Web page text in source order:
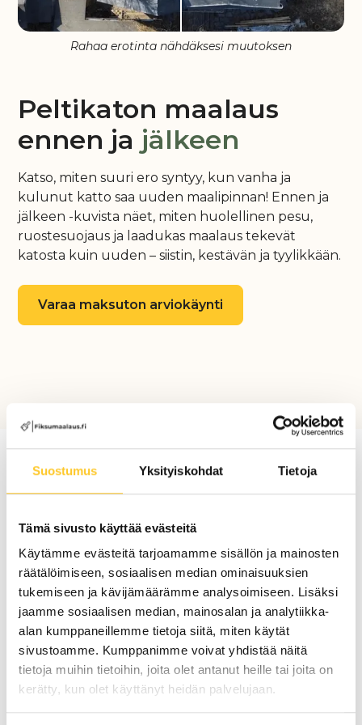
Suostumus Yksityiskohdat Tietoja
Tämä sivusto käyttää evästeitä
Käytämme evästeitä tarjoamamme sisällön ja mainosten
räätälöimiseen, sosiaalisen median ominaisuuksien
tukemiseen ja kävijämäärämme analysoimiseen. Lisäksi
jaamme sosiaalisen median, mainosalan ja analytiikka-
alan kumppaneillemme tietoja siitä, miten käytät
sivustoamme. Kumppanimme voivat yhdistää näitä
tietoja muihin tietoihin, joita olet antanut heille tai joita on
kerätty, kun olet käyttänyt heidän palvelujaan.
Rahaa erotinta nähdäksesi muutoksen
Peltikaton maalaus
ennen ja jälkeen
Katso, miten suuri ero syntyy, kun vanha ja
kulunut katto saa uuden maalipinnan! Ennen ja
jälkeen -kuvista näet, miten huolellinen pesu,
ruostesuojaus ja laadukas maalaus tekevät
katosta kuin uuden – siistin, kestävän ja tyylikkään.
Varaa maksuton arviokäynti